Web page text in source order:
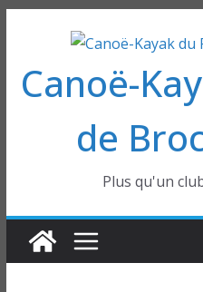
contenu
Canoë-
de
Plus qu'un